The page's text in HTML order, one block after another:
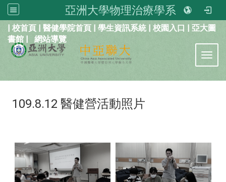
亞洲大學物理治療學系
| 校首頁 | 醫健學院首頁 | 學生資訊系統 | 校園入口 | 亞大圖
書館 | 網站導覽
109.8.12 醫健營活動照片